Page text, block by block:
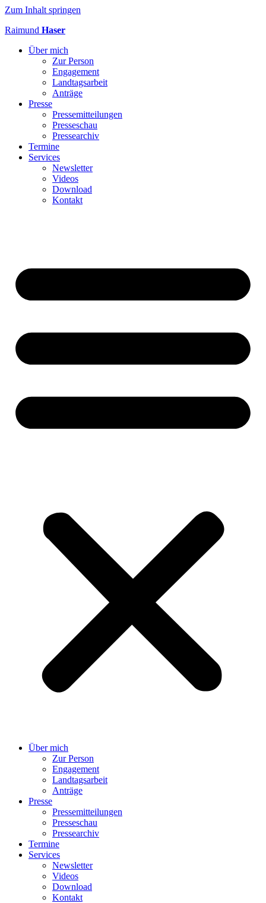
Zum Inhalt springen
Raimund Haser
Über mich
Zur Person
Engagement
Landtagsarbeit
Anträge
Presse
Pressemitteilungen
Presseschau
Pressearchiv
Termine
Services
Newsletter
Videos
Download
Kontakt
Über mich
Zur Person
Engagement
Landtagsarbeit
Anträge
Presse
Pressemitteilungen
Presseschau
Pressearchiv
Termine
Services
Newsletter
Videos
Download
Kontakt